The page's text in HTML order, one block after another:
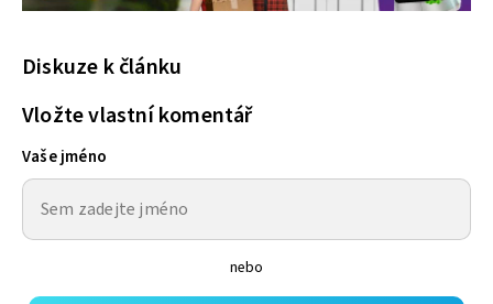
Diskuze k článku
Vložte vlastní komentář
Vaše jméno
nebo